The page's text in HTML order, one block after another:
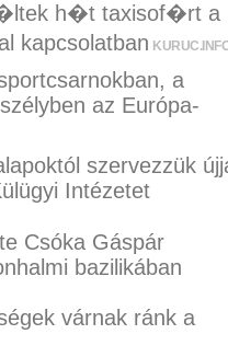
h�t taxisof�rt a
kapcsolatban
a
az Európa-
szervezzük
Intézetet
Csóka Gáspár
bazilikában
várnak ránk a